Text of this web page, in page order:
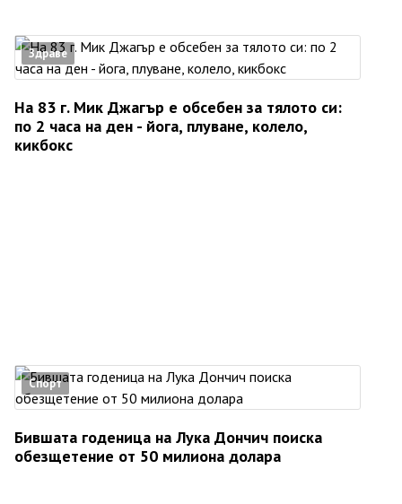
Здраве
На 83 г. Мик Джагър е обсебен за тялото си:
по 2 часа на ден - йога, плуване, колело,
кикбокс
Спорт
Бившата годеница на Лука Дончич поиска
обезщетение от 50 милиона долара